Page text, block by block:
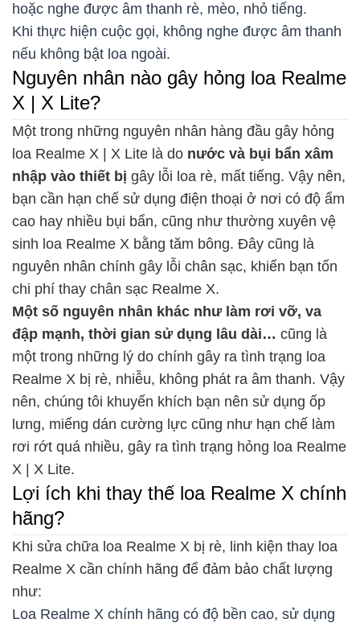
hoặc nghe được âm thanh rè, mèo, nhỏ tiếng.
Khi thực hiện cuộc gọi, không nghe được âm thanh
nếu không bật loa ngoài.
Nguyên nhân nào gây hỏng loa Realme
X | X Lite?
Một trong những nguyên nhân hàng đầu gây hỏng
loa Realme X | X Lite là do nước và bụi bẩn xâm
nhập vào thiết bị gây lỗi loa rè, mất tiếng. Vậy nên,
bạn cần hạn chế sử dụng điện thoại ở nơi có độ ẩm
cao hay nhiều bụi bẩn, cũng như thường xuyên vệ
sinh loa Realme X bằng tăm bông. Đây cũng là
nguyên nhân chính gây lỗi chân sạc, khiến bạn tốn
chi phí thay chân sạc Realme X.
Một số nguyên nhân khác như làm rơi vỡ, va
đập mạnh, thời gian sử dụng lâu dài… cũng là
một trong những lý do chính gây ra tình trạng loa
Realme X bị rè, nhiễu, không phát ra âm thanh. Vậy
nên, chúng tôi khuyến khích bạn nên sử dụng ốp
lưng, miếng dán cường lực cũng như hạn chế làm
rơi rớt quá nhiều, gây ra tình trạng hỏng loa Realme
X | X Lite.
Lợi ích khi thay thế loa Realme X chính
hãng?
Khi sửa chữa loa Realme X bị rè, linh kiện thay loa
Realme X cần chính hãng để đảm bảo chất lượng
như:
Loa Realme X chính hãng có độ bền cao, sử dụng